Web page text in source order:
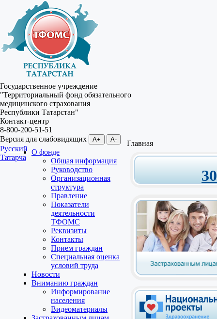
Государственное учреждение
"Территориальный фонд обязательного
медицинского страхования
Республики Татарстан"
Контакт-центр
8-800-200-51-51
Версия для слабовидящих
A+ A-
Русский
Татарча
О фонде
Общая информация
Руководство
Организационная
структура
Правление
Показатели
деятельности
ТФОМС
Реквизиты
Контакты
Прием граждан
Специальная оценка
условий труда
Новости
Вниманию граждан
Информирование
населения
Видеоматериалы
Главная